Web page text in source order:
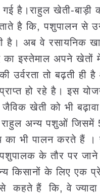
है।राहुल खेती-बाड़ी
है कि, पशुपालन से
है। अब वे रसायनिक
का इस्तेमाल अपने खेतों
उर्वरता तो बढ़ती ही
हो रहे है। इस
खेती को भी बढ़ावा
अन्य पशुओं जिसमें
का भी पालन करते हैं ।
के तौर पर जाने
किसानों के लिए एक
कहते हैं कि, वे ज्यादा